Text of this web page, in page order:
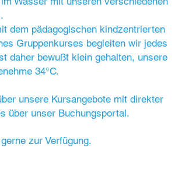
dem pädagogischen kindzentrierten
Gruppenkurses begleiten wir jedes
daher bewußt klein gehalten, unsere
34°C.
unsere Kursangebote mit direkter
über unser Buchungsportal.
zur Verfügung.